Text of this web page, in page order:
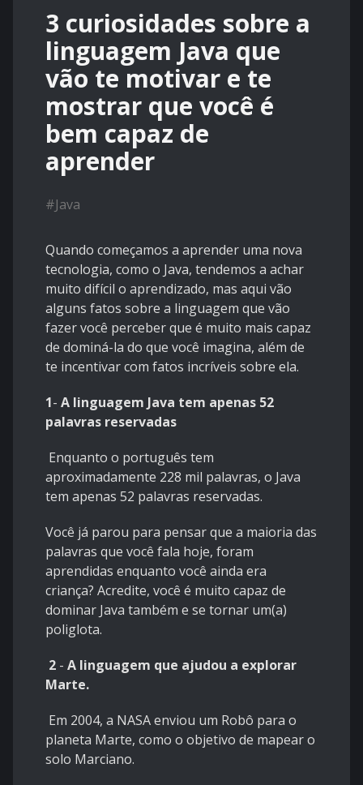
3 curiosidades sobre a
linguagem Java que
vão te motivar e te
mostrar que você é
bem capaz de
aprender
#Java
Quando começamos a aprender uma nova
tecnologia, como o Java, tendemos a achar
muito difícil o aprendizado, mas aqui vão
alguns fatos sobre a linguagem que vão
fazer você perceber que é muito mais capaz
de dominá-la do que você imagina, além de
te incentivar com fatos incríveis sobre ela.
1- A linguagem Java tem apenas 52
palavras reservadas
Enquanto o português tem
aproximadamente 228 mil palavras, o Java
tem apenas 52 palavras reservadas.
Você já parou para pensar que a maioria das
palavras que você fala hoje, foram
aprendidas enquanto você ainda era
criança? Acredite, você é muito capaz de
dominar Java também e se tornar um(a)
poliglota.
2 - A linguagem que ajudou a explorar
Marte.
Em 2004, a NASA enviou um Robô para o
planeta Marte, como o objetivo de mapear o
solo Marciano.